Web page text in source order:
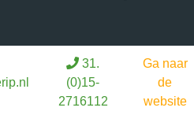
31.
(0)15-
2716112
Ga naar
de
website